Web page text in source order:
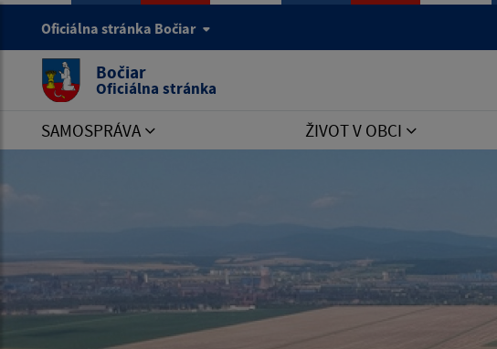
Oficiálna stránka Bočiar
Bočiar
Oficiálna stránka
SAMOSPRÁVA ŽIVOT V OBCI